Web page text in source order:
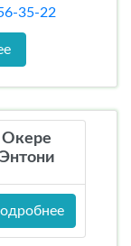
35-22
Окере
Энтони